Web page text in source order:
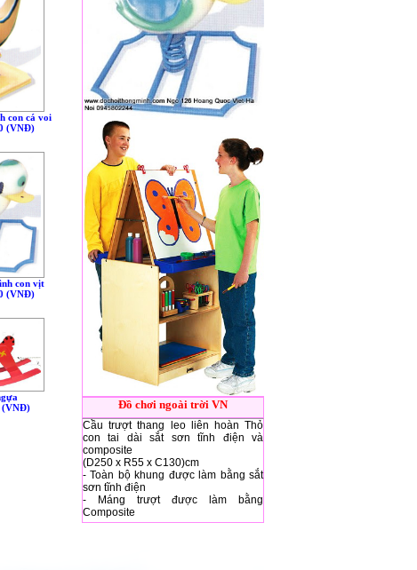
con cá voi
(VNÐ)
con vịt
(VNÐ)
(VNÐ)
Đồ chơi ngoài trời VN
Cầu trượt thang leo liên hoàn Thỏ
con tai dài sắt sơn tĩnh điện và
composite
(D250 x R55 x C130)cm
- Toàn bộ khung được làm bằng sắt
sơn tĩnh điện
- Máng trượt được làm bằng
Composite